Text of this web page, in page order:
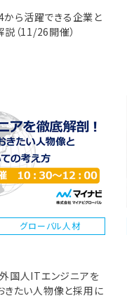
から活躍できる企業と
（11/26開催）
グローバル人材
国人ITエンジニアを
きたい人物像と採用に